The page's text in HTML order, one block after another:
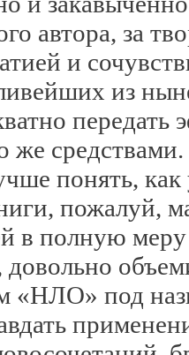
автора, за
и
из
передать
же средствами.
понять, как
пожалуй,
в полную
«НЛО» под